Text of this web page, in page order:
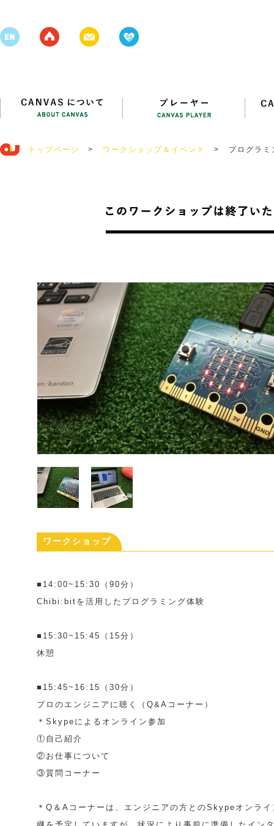
トップページ > ワークショップ＆イベント > プログラ
ワークショップ
■14:00~15:30（90分）
Chibi:bitを活用したプログラミング体験
■15:30~15:45（15分）
休憩
■15:45~16:15（30分）
プロのエンジニアに聴く（Q&Aコーナー）
＊Skypeによるオンライン参加
①自己紹介
②お仕事について
③質問コーナー
＊Q＆Aコーナーは、エンジニアの方とのSkypeオンライ